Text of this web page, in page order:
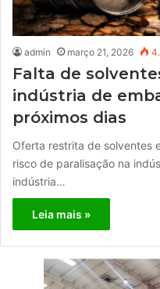
admin março 21, 2026
Falta de
indústria de
próximos dias
Oferta restrita de solventes
risco de paralisação na
indústria…
Leia mais »